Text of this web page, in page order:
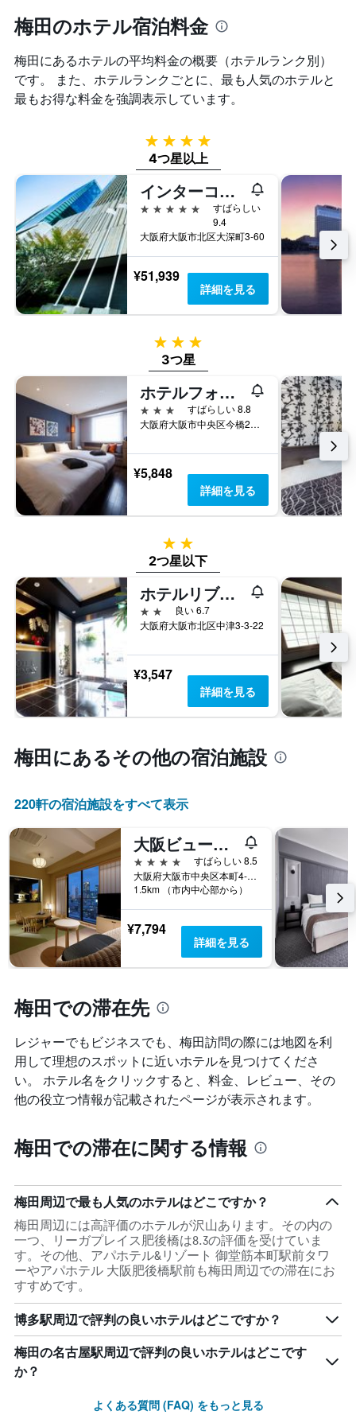
梅田のホテル宿泊料金
梅田​にあるホテルの平均料金の概要（ホテルランク別）
です。 また、ホテルランクごとに、最も人気のホテルと
最もお得な料金を強調表示しています。
4つ星
4つ星以上
インターコンチネンタルホテル大阪
5つ星
すばらしい
9.4
大阪府大阪市北区大深町3-60
¥51,939
詳細を見る
3つ星
3つ星
ホテルフォルツァ 大阪北浜
3つ星
すばらしい 8.8
大阪府大阪市中央区今橋2丁目2-21
¥5,848
詳細を見る
2つ星
2つ星以下
ホテルリブマックス梅田中津
2つ星
良い 6.7
大阪府大阪市北区中津3-3-22
¥3,547
詳細を見る
梅田​にあるその他の宿泊施設
220​軒の宿泊施設をすべて表示
大阪ビューホテル 本町
4つ星
すばらしい 8.5
大阪府大阪市中央区本町4-5-2
1.5km （市内中心部から）
¥7,794
詳細を見る
梅田での滞在先
レジャーでもビジネスでも、梅田​訪問の際には地図を利
用して理想のスポットに近いホテルを見つけてくださ
い。 ホテル名をクリックすると、料金、レビュー、その
他の役立つ情報が記載されたページが表示されます。
梅田での滞在に関する情報
梅田周辺で最も人気のホテルはどこですか？
梅田周辺には高評価のホテルが沢山あります。その内の
一つ、リーガプレイス肥後橋は8.3の評価を受けていま
す。その他、アパホテル&リゾート 御堂筋本町駅前タワ
ーやアパホテル 大阪肥後橋駅前も梅田周辺での滞在にお
すすめです。
博多駅周辺で評判の良いホテルはどこですか？
梅田の名古屋駅周辺で評判の良いホテルはどこです
か？
よくある質問 (FAQ) をもっと見る